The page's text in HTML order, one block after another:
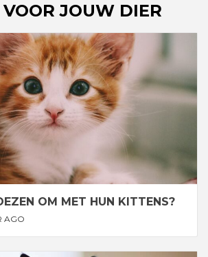
JOUW DIER
OM MET HUN KITTENS?
AGO